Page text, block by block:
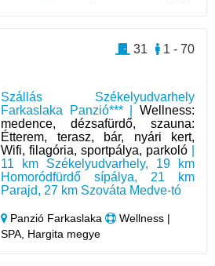
Szállás Székelyudvarhely
Farkaslaka Panzió*** | Wellness:
medence, dézsafürdő, szauna:
Étterem, terasz, bár, nyári kert,
Wifi, filagória, sportpálya, parkoló
11 km Székelyudvarhely, 19 km
Homoródfürdő sípálya, 21 km
Parajd, 27 km Szováta Medve-tó
Panzió Farkaslaka
Wellness |
SPA, Hargita megye
1 - 70
31